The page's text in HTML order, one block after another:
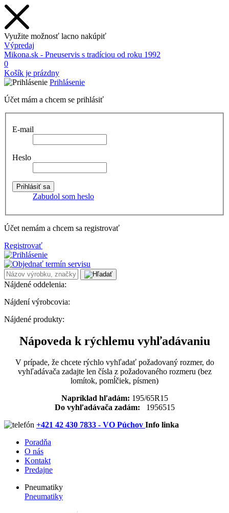
Využite možnosť lacno nakúpiť
Výpredaj
Mikona.sk - Pneuservis s tradíciou od roku 1992
0
Košík je prázdny
Prihlásenie
Účet mám a chcem se prihlásiť
E-mail
Heslo
Zabudol som heslo
Účet nemám a chcem sa registrovať
Registrovať
Nájdené oddelenia:
Nájdení výrobcovia:
Nájdené produkty:
Nápoveda k rýchlemu vyhľadávaniu
V prípade, že chcete rýchlo vyhľadať požadovaný rozmer, do
vyhľadávača zadajte len čísla z požadovaného rozmeru (bez
lomítok, pomĺčiek, písmen)
Napríklad hľadám: 195/65R15
Do vyhľadávača zadám: 1956515
+421 42 430 7833 - VO Púchov Info linka
Poradňa
O nás
Kontakt
Predajne
Pneumatiky
Pneumatiky